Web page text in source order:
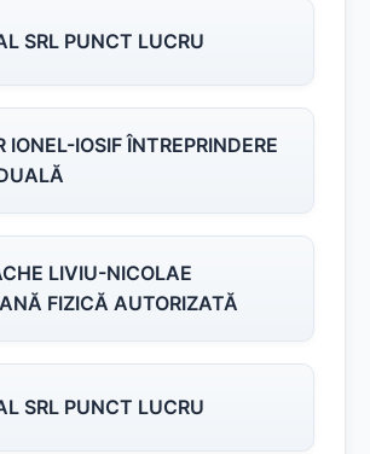
SRL PUNCT LUCRU
IONEL-IOSIF ÎNTREPRINDERE
LIVIU-NICOLAE
FIZICĂ AUTORIZATĂ
SRL PUNCT LUCRU